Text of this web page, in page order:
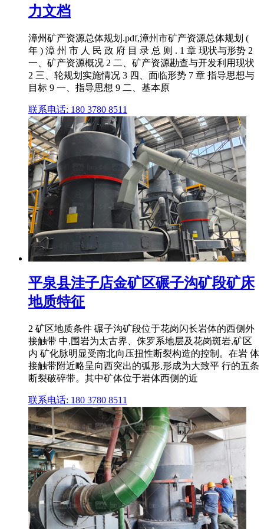
力文档
漳州矿产资源总体规划.pdf,漳州市矿产资源总体规划 (
年 ) 漳 州 市 人 民 政 府 目 录 总 则 . 1 章 现状与形势 2
一、矿产资源概况 2 二、矿产资源勘查与开发利用现状
2 三、轮规划实施情况 3 四、面临形势 7 章 指导思想与
目标 9 一、指导思想 9 二、基本原
联系电话: 180 3780 8511
平泉县洼子店金矿区碾子沟矿段矿床
地质特征
2 矿区地质条件 碾子沟矿段位于花岗闪长岩体的西侧外
接触带 中,围岩为太古界、侏罗系地层及花岗斑岩,矿区
内 矿化脉明显受南北向压扭性断裂构造的控制。在岩 体
接触带附近略呈向西突出的弧形,形成为大致平 行的五条
断裂破碎带。其中矿体位于岩体西侧的近
联系电话: 180 3780 8511